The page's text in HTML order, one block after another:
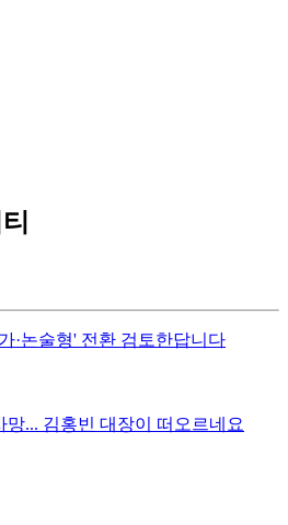
·논술형' 전환 검토한답니다
망... 김홍빈 대장이 떠오르네요